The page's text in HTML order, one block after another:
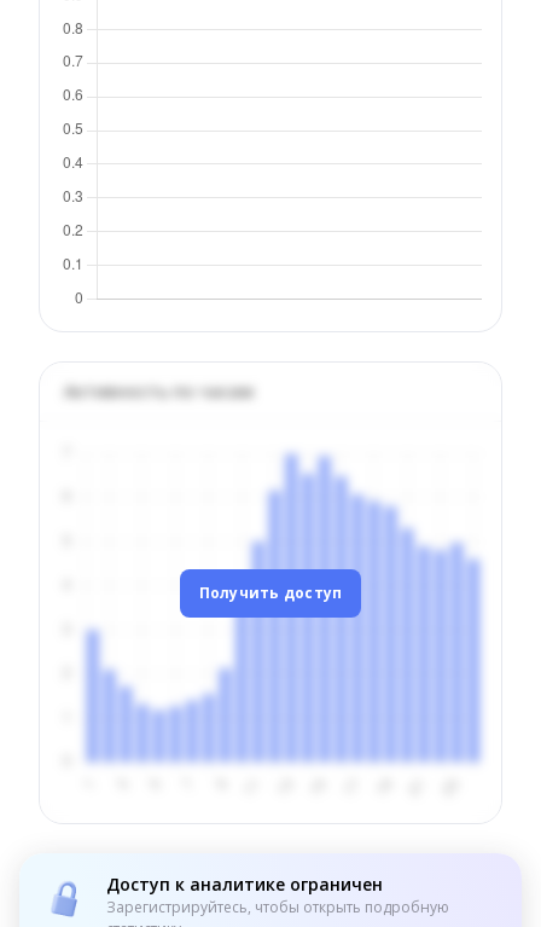
Активность по часам
Получить доступ
Доступ к аналитике ограничен
Зарегистрируйтесь, чтобы открыть подробную